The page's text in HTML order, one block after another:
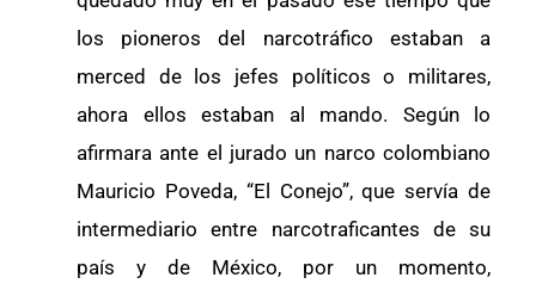
los pioneros del narcotráfico estaban a
merced de los jefes políticos o militares,
ahora ellos estaban al mando. Según lo
afirmara ante el jurado un narco colombiano
Mauricio Poveda, “El Conejo”, que servía de
intermediario entre narcotraficantes de su
país y de México, por un momento,